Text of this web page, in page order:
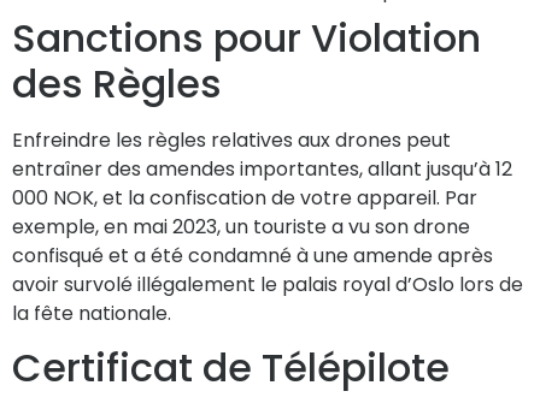
Sanctions pour Violation
des Règles
Enfreindre les règles relatives aux drones peut
entraîner des amendes importantes, allant jusqu’à 12
000 NOK, et la confiscation de votre appareil. Par
exemple, en mai 2023, un touriste a vu son drone
confisqué et a été condamné à une amende après
avoir survolé illégalement le palais royal d’Oslo lors de
la fête nationale.
Certificat de Télépilote